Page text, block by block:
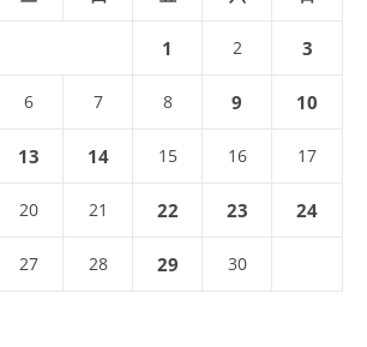
1 2 3
6 7 8 9 10
13 14 15 16 17
20 21 22 23 24
27 28 29 30